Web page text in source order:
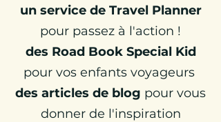
un service de Travel Planner
pour passez à l'action !
des Road Book Special Kid
pour vos enfants voyageurs
des articles de blog pour vous
donner de l'inspiration